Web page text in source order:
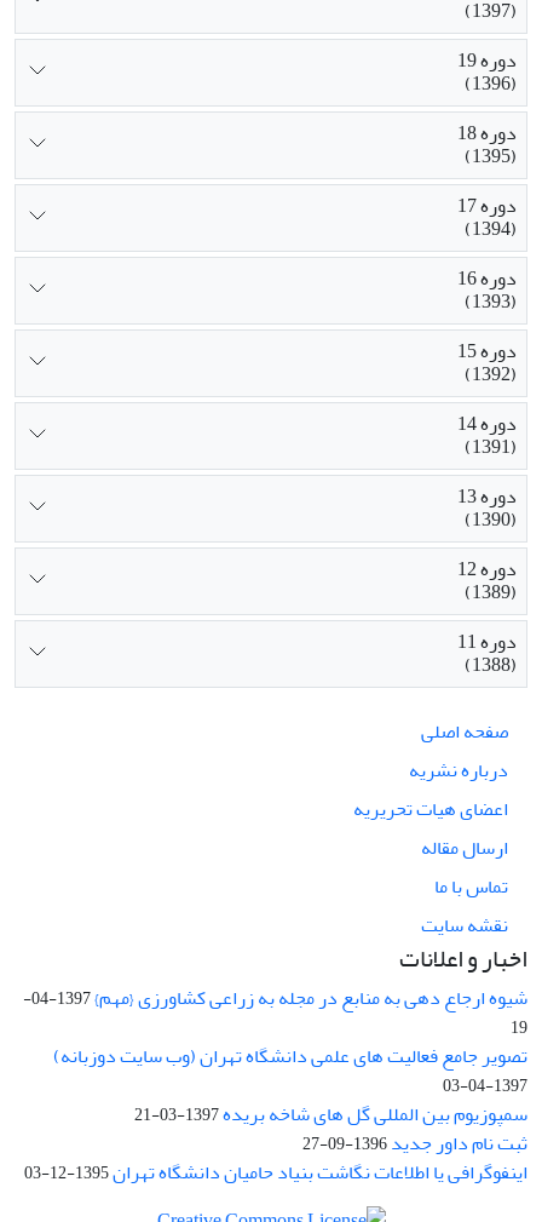
(1397)
دوره 19
(1396)
دوره 18
(1395)
دوره 17
(1394)
دوره 16
(1393)
دوره 15
(1392)
دوره 14
(1391)
دوره 13
(1390)
دوره 12
(1389)
دوره 11
(1388)
صفحه اصلی
درباره نشریه
اعضای هیات تحریریه
ارسال مقاله
تماس با ما
نقشه سایت
اخبار و اعلانات
شیوه ارجاع دهی به منابع در مجله به زراعی کشاورزی {مهم}
1397-04-
19
تصویر جامع فعالیت های علمی دانشگاه تهران (وب سایت دوزبانه)
1397-04-03
سمپوزیوم بین المللی گل های شاخه بریده1397-03-21
ثبت نام داور جدید1396-09-27
اینفوگرافی یا اطلاعات نگاشت بنیاد حامیان دانشگاه تهران1395-12-03